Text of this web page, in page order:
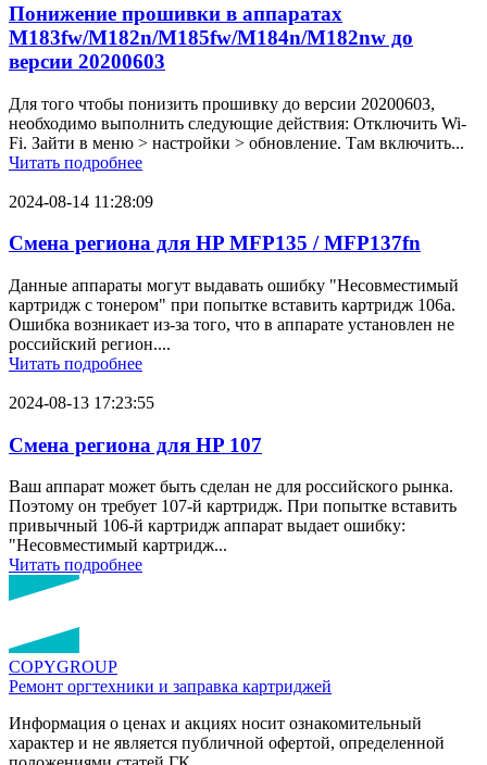
Понижение прошивки в аппаратах
M183fw/M182n/M185fw/M184n/M182nw до
версии 20200603
Для того чтобы понизить прошивку до версии 20200603,
необходимо выполнить следующие действия: Отключить Wi-
Fi. Зайти в меню > настройки > обновление. Там включить...
Читать подробнее
2024-08-14 11:28:09
Смена региона для HP MFP135 / MFP137fn
Данные аппараты могут выдавать ошибку "Несовместимый
картридж с тонером" при попытке вставить картридж 106a.
Ошибка возникает из-за того, что в аппарате установлен не
российский регион....
Читать подробнее
2024-08-13 17:23:55
Смена региона для HP 107
Ваш аппарат может быть сделан не для российского рынка.
Поэтому он требует 107-й картридж. При попытке вставить
привычный 106-й картридж аппарат выдает ошибку:
"Несовместимый картридж...
Читать подробнее
COPYGROUP
Ремонт оргтехники и заправка картриджей
Информация о ценах и акциях носит ознакомительный
характер и не является публичной офертой, определенной